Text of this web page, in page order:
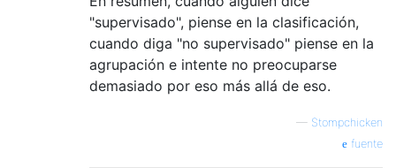
"supervisado", piense en la clasificación,
cuando diga "no supervisado" piense en la
agrupación e intente no preocuparse
demasiado por eso más allá de eso.
— Stompchicken
fuente